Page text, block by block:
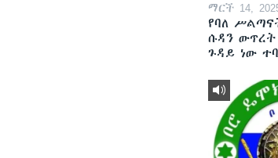
ማርች 14,
የባለ
ሱዳን
ጉዳይ ነው